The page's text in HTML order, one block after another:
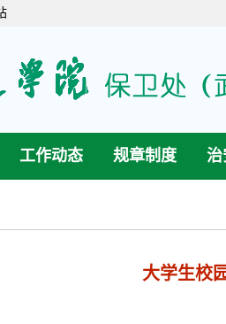
工作动态 规章制度 治
大学生校